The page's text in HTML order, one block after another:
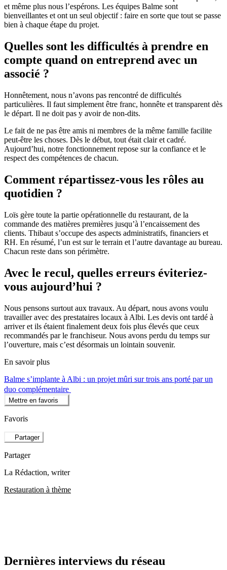
et même plus nous l’espérons. Les équipes Balme sont
bienveillantes et ont un seul objectif : faire en sorte que tout se passe
bien à chaque étape du projet.
Quelles sont les difficultés à prendre en
compte quand on entreprend avec un
associé ?
Honnêtement, nous n’avons pas rencontré de difficultés
particulières. Il faut simplement être franc, honnête et transparent dès
le départ. Il ne doit pas y avoir de non-dits.
Le fait de ne pas être amis ni membres de la même famille facilite
peut-être les choses. Dès le début, tout était clair et cadré.
Aujourd’hui, notre fonctionnement repose sur la confiance et le
respect des compétences de chacun.
Comment répartissez-vous les rôles au
quotidien ?
Loïs gère toute la partie opérationnelle du restaurant, de la
commande des matières premières jusqu’à l’encaissement des
clients. Thibaut s’occupe des aspects administratifs, financiers et
RH. En résumé, l’un est sur le terrain et l’autre davantage au bureau.
Chacun reste dans son périmètre.
Avec le recul, quelles erreurs éviteriez-
vous aujourd’hui ?
Nous pensons surtout aux travaux. Au départ, nous avons voulu
travailler avec des prestataires locaux à Albi. Les devis ont tardé à
arriver et ils étaient finalement deux fois plus élevés que ceux
recommandés par le franchiseur. Nous avons perdu du temps sur
l’ouverture, mais c’est désormais un lointain souvenir.
En savoir plus
Balme s’implante à Albi : un projet mûri sur trois ans porté par un
duo complémentaire
Mettre en favoris
Favoris
Partager
Partager
La Rédaction, writer
Restauration à thème
Dernières interviews du réseau